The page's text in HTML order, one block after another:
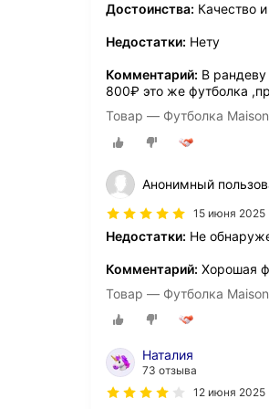
Достоинства: Качество
Недостатки: Нету
Комментарий: В
800₽ это же футболка
Товар — Футболка
Анонимный
15 июня 2025
Недостатки: Не
Комментарий: Хорошая
Товар — Футболка
Наталия
73 отзыва
12 июня 2025